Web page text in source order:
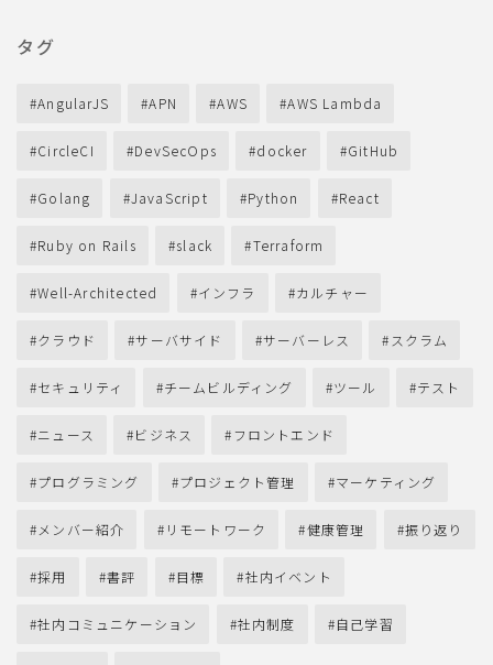
タグ
AngularJS APN AWS AWS Lambda
CircleCI DevSecOps docker GitHub
Golang JavaScript Python React
Ruby on Rails slack Terraform
Well-Architected インフラ カルチャー
クラウド サーバサイド サーバーレス スクラム
セキュリティ チームビルディング ツール テスト
ニュース ビジネス フロントエンド
プログラミング プロジェクト管理 マーケティング
メンバー紹介 リモートワーク 健康管理 振り返り
採用 書評 目標 社内イベント
社内コミュニケーション 社内制度 自己学習